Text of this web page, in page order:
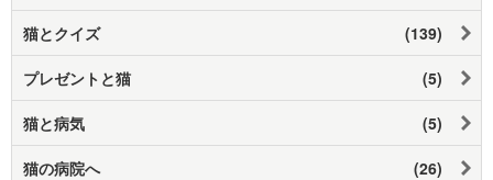
猫とクイズ (139)
プレゼントと猫 (5)
猫と病気 (5)
猫の病院へ (26)